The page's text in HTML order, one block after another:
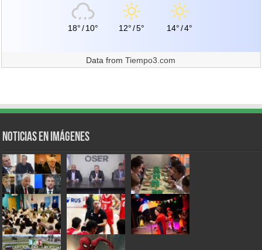
18°/10° 12°/5° 14°/4°
Data fromTiempo3.com
Noticias en Imágenes